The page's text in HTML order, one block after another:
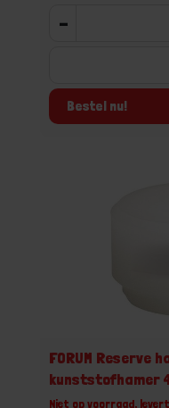
-
Bestel nu!
FORUM Reserve
kunststofhamer
Niet op voorraad,